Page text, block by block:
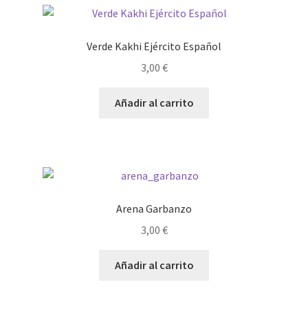
Verde Kakhi Ejército Español
3,00 €
Añadir al carrito
Arena Garbanzo
3,00 €
Añadir al carrito